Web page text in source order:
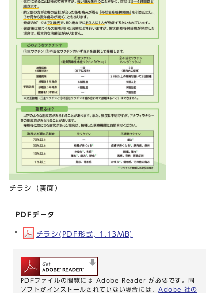
チラシ（裏面）
PDFデータ
チラシ(PDF形式, 1.13MB)
PDFファイルの閲覧には Adobe Reader が必要です。同
ソフトがインストールされていない場合には、 Adobe 社の